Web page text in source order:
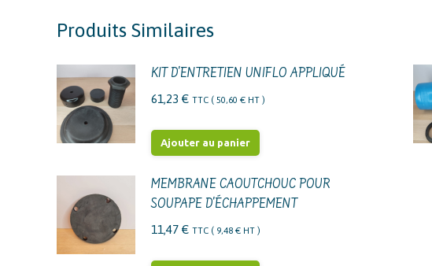
Produits Similaires
KIT D'ENTRETIEN UNIFLO APPLIQUÉ
61,23 € TTC ( 50,60 € HT )
Ajouter au panier
MEMBRANE CAOUTCHOUC POUR
SOUPAPE D'ÉCHAPPEMENT
11,47 € TTC ( 9,48 € HT )